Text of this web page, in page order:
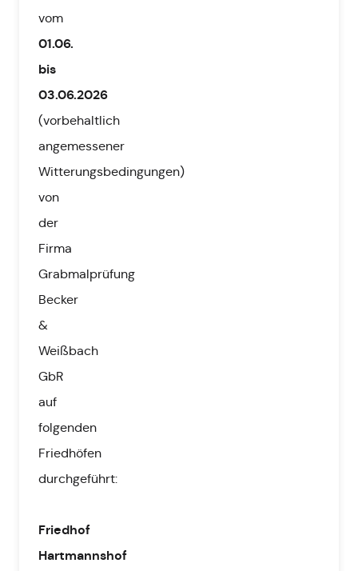
vom
01.06.
bis
03.06.2026
(vorbehaltlich
angemessener
Witterungsbedingungen)
von
der
Firma
Grabmalprüfung
Becker
&
Weißbach
GbR
auf
folgenden
Friedhöfen
durchgeführt:
Friedhof
Hartmannshof